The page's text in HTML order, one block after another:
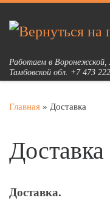
Работаем в Воронежской,
Тамбовской обл. +7 473
Главная » Доставка
Доставка
Доставка.